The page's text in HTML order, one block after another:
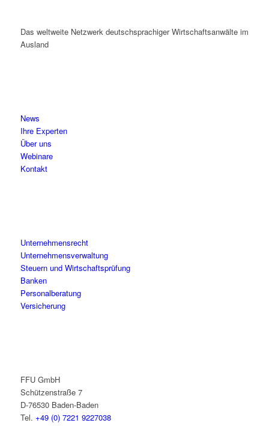
Das weltweite Netzwerk deutschsprachiger Wirtschaftsanwälte im
Ausland
News
Ihre Experten
Über uns
Webinare
Kontakt
Unternehmensrecht
Unternehmensverwaltung
Steuern und Wirtschaftsprüfung
Banken
Personalberatung
Versicherung
FFU GmbH
Schützenstraße 7
D-76530 Baden-Baden
Tel. +49 (0) 7221 9227038